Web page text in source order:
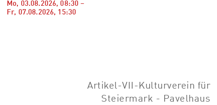
Mo, 03.08.2026, 08:30 –
Fr, 07.08.2026, 15:30
Artikel-VII-Kulturverein für
Steiermark - Pavelhaus